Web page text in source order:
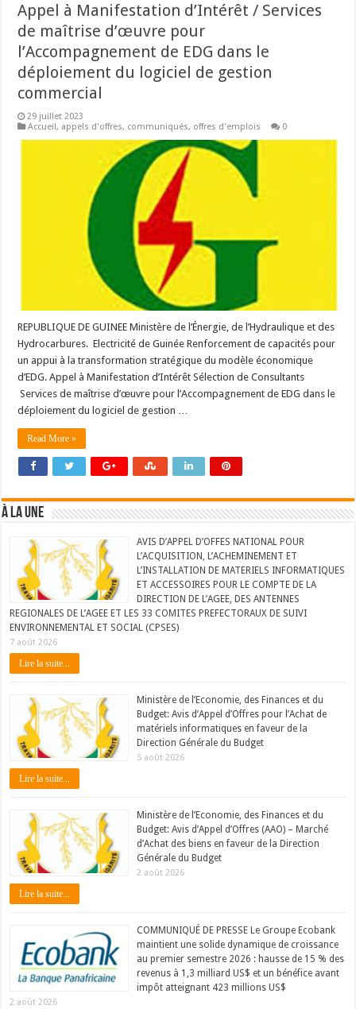
Appel à Manifestation d’Intérêt / Services
de maîtrise d’œuvre pour
l’Accompagnement de EDG dans le
déploiement du logiciel de gestion
commercial
29 juillet 2023
Accueil, appels d'offres, communiqués, offres d'emplois 0
REPUBLIQUE DE GUINEE Ministère de l’Énergie, de l’Hydraulique et des
Hydrocarbures. Electricité de Guinée Renforcement de capacités pour
un appui à la transformation stratégique du modèle économique
d’EDG. Appel à Manifestation d’Intérêt Sélection de Consultants
Services de maîtrise d’œuvre pour l’Accompagnement de EDG dans le
déploiement du logiciel de gestion …
Read More »
À LA UNE
AVIS D’APPEL D’OFFES NATIONAL POUR
L’ACQUISITION, L’ACHEMINEMENT ET
L’INSTALLATION DE MATERIELS INFORMATIQUES
ET ACCESSOIRES POUR LE COMPTE DE LA
DIRECTION DE L’AGEE, DES ANTENNES
REGIONALES DE L’AGEE ET LES 33 COMITES PREFECTORAUX DE SUIVI
ENVIRONNEMENTAL ET SOCIAL (CPSES)
7 août 2026
Lire la suite...
Ministère de l’Economie, des Finances et du
Budget: Avis d’Appel d’Offres pour l’Achat de
matériels informatiques en faveur de la
Direction Générale du Budget
5 août 2026
Lire la suite...
Ministère de l’Economie, des Finances et du
Budget: Avis d’Appel d’Offres (AAO) – Marché
d’Achat des biens en faveur de la Direction
Générale du Budget
2 août 2026
Lire la suite...
COMMUNIQUÉ DE PRESSE Le Groupe Ecobank
maintient une solide dynamique de croissance
au premier semestre 2026 : hausse de 15 % des
revenus à 1,3 milliard US$ et un bénéfice avant
impôt atteignant 423 millions US$
2 août 2026